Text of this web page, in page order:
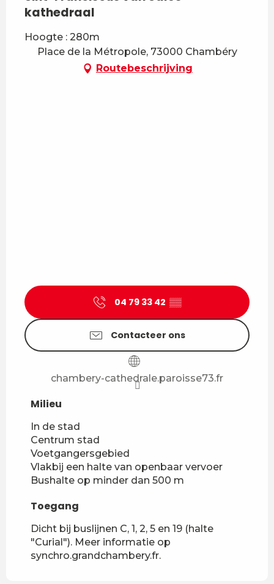
kathedraal
Hoogte : 280m
Place de la Métropole, 73000 Chambéry
Routebeschrijving
04 79 33 42 ▒▒
Contacteer ons
chambery-cathedrale.paroisse73.fr
Milieu
Milieu
In de stad
Centrum stad
Voetgangersgebied
Vlakbij een halte van openbaar vervoer
Bushalte op minder dan 500 m
Toegang
Toegang
Dicht bij buslijnen C, 1, 2, 5 en 19 (halte
"Curial"). Meer informatie op
synchro.grandchambery.fr.